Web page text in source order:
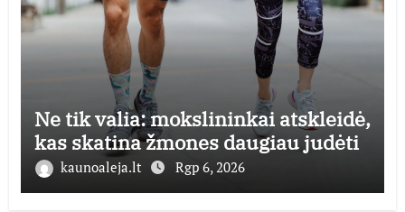
Ne tik valia: mokslininkai atskleidė,
kas skatina žmones daugiau judėti
kaunoaleja.lt Rgp 6, 2026